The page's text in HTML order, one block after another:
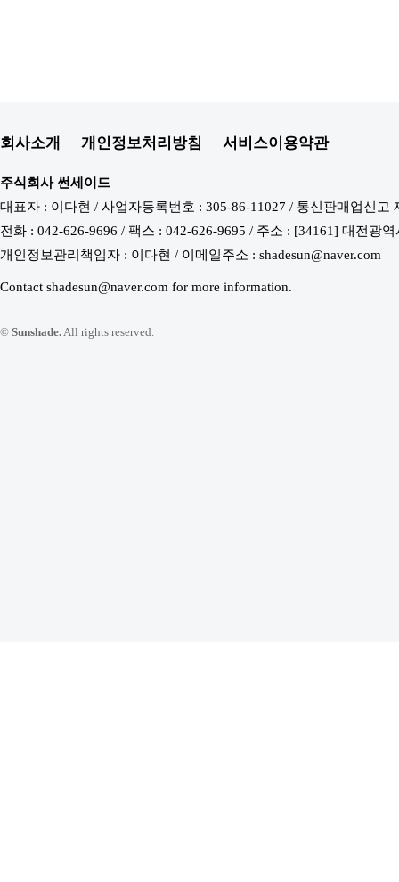
회사소개 개인정보처리방침 서비스이용약관
주식회사 썬세이드
대표자 : 이다현 / 사업자등록번호 : 305-86-11027 / 통신판매업신고
전화 : 042-626-9696 / 팩스 : 042-626-9695 / 주소 : [34161] 대전광
개인정보관리책임자 : 이다현 / 이메일주소 : shadesun@naver.com
Contact shadesun@naver.com for more information.
© Sunshade.All rights reserved.